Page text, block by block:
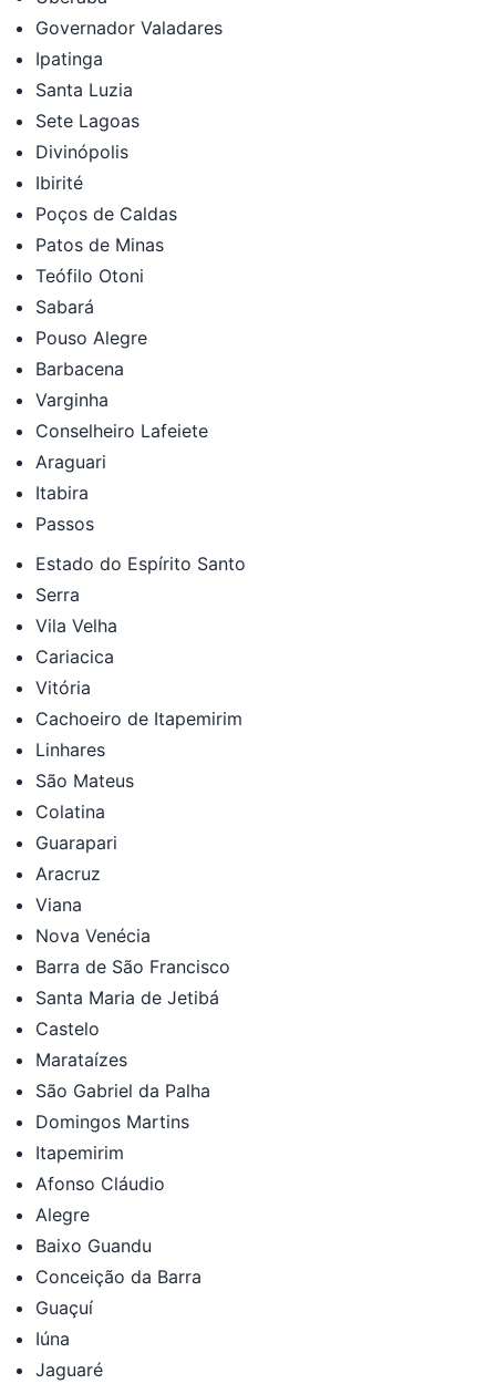
Governador Valadares
Ipatinga
Santa Luzia
Sete Lagoas
Divinópolis
Ibirité
Poços de Caldas
Patos de Minas
Teófilo Otoni
Sabará
Pouso Alegre
Barbacena
Varginha
Conselheiro Lafeiete
Araguari
Itabira
Passos
Estado do Espírito Santo
Serra
Vila Velha
Cariacica
Vitória
Cachoeiro de Itapemirim
Linhares
São Mateus
Colatina
Guarapari
Aracruz
Viana
Nova Venécia
Barra de São Francisco
Santa Maria de Jetibá
Castelo
Marataízes
São Gabriel da Palha
Domingos Martins
Itapemirim
Afonso Cláudio
Alegre
Baixo Guandu
Conceição da Barra
Guaçuí
Iúna
Jaguaré